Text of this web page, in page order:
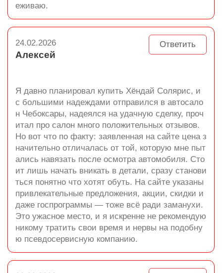
еживаю.
Ответить
24.02.2026
Алексей
Я давно планировал купить Хёндай Солярис, и
с большими надеждами отправился в автосало
н Чебоксары, надеялся на удачную сделку, проч
итал про салон много положительных отзывов.
Но вот что по факту: заявленная на сайте цена з
начительно отличалась от той, которую мне пыт
ались навязать после осмотра автомобиля. Сто
ит лишь начать вникать в детали, сразу станови
ться понятно что хотят обуть. На сайте указаны
привлекательные предложения, акции, скидки и
даже госпрограммы — тоже всё ради заманухи.
Это ужасное место, и я искренне не рекомендую
никому тратить свои время и нервы на подобну
ю псевдосервисную компанию.